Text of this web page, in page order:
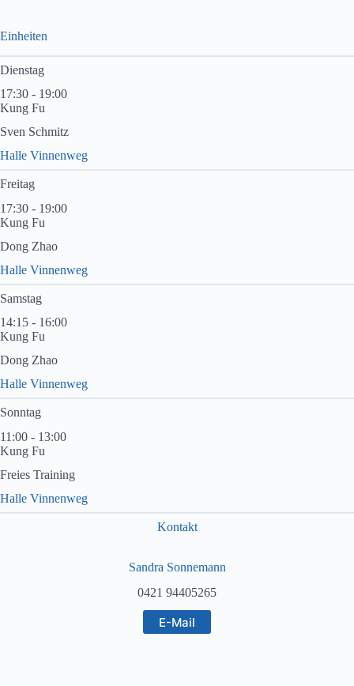
Einheiten
Dienstag
17:30 - 19:00
Kung Fu
Sven Schmitz
Halle Vinnenweg
Freitag
17:30 - 19:00
Kung Fu
Dong Zhao
Halle Vinnenweg
Samstag
14:15 - 16:00
Kung Fu
Dong Zhao
Halle Vinnenweg
Sonntag
11:00 - 13:00
Kung Fu
Freies Training
Halle Vinnenweg
Kontakt
Sandra Sonnemann
0421 94405265
E-Mail